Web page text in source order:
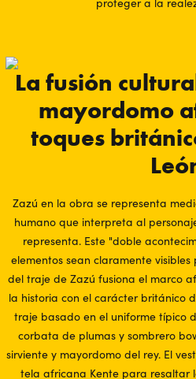
La fusión
mayordomo
toques
Zazú en la obra se representa
humano que interpreta al
representa. Este "doble
elementos sean claramente
del traje de Zazú fusiona el marco
la historia con el carácter británico
traje basado en el uniforme típico
corbata de plumas y sombrero
sirviente y mayordomo del rey. El
tela africana Kente para resaltar